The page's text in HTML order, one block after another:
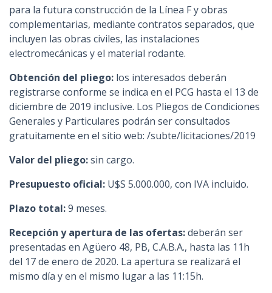
para la futura construcción de la Línea F y obras
complementarias, mediante contratos separados, que
incluyen las obras civiles, las instalaciones
electromecánicas y el material rodante.
Obtención del pliego: los interesados deberán
registrarse conforme se indica en el PCG hasta el 13 de
diciembre de 2019 inclusive. Los Pliegos de Condiciones
Generales y Particulares podrán ser consultados
gratuitamente en el sitio web: /subte/licitaciones/2019
Valor del pliego:sin cargo.
Presupuesto oficial: U$S 5.000.000, con IVA incluido.
Plazo total:9 meses.
Recepción y apertura de las ofertas:deberán ser
presentadas en Agüero 48, PB, C.A.B.A., hasta las 11h
del 17 de enero de 2020. La apertura se realizará el
mismo día y en el mismo lugar a las 11:15h.